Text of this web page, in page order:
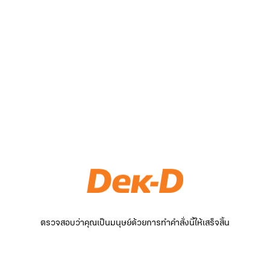
ตรวจสอบว่าคุณเป็นมนุษย์ด้วยการทำคำสั่งนี้ให้เสร็จสิ้น